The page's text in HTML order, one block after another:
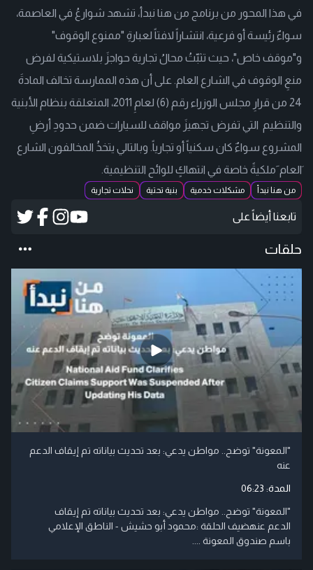
في هذا المحور من برنامج من هنا نبدأ، تشهد شوارعُ في العاصمة،
سواءٌ رئيسة أو فرعية، انتشاراً لافتاً لعبارةِ "ممنوع الوقوف"
و"موقف خاص"، حيث تثبّتُ محالُ تجارية حواجزَ بلاستيكية لفرض
منعِ الوقوف في الشارع العام. على أن هذه الممارسة تخالف المادةَ
24 من قرارِ مجلس الوزراء رقم (6) لعامِ 2011، المتعلقة بنظام الأبنية
والتنظيم التي تفرض تجهيزَ مواقف للسيارات ضمن حدودِ أرضِ
المشروع سواءٌ كان سكنياً أو تجارياً. وبالتالي يتخذُ المخالفون الشارع
َالعام َملكيةً خاصة في انتهاكٍ للوائح التنظيمية.
من هنا نبدأ مشكلات خدمية بنية تحتية نحلات تجارية
تابعنا أيضاً على
حلقات
"المعونة" توضح.. مواطن يدعي: بعد تحديث بياناته تم إيقاف الدعم
عنه
المدة: 06:23
"المعونة" توضح.. مواطن يدعي: بعد تحديث بياناته تم إيقاف
الدعم عنهضيف الحلقة :محمود أبو حشيش - الناطق الإعلامي
باسم صندوق المعونة ....